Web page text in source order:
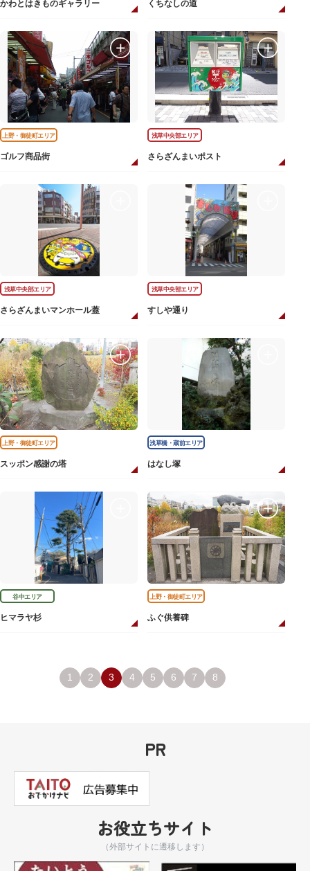
かわとはきものギャラリー くちなしの道
上野・御徒町エリア
ゴルフ商品街
浅草中央部エリア
さらざんまいポスト
浅草中央部エリア
さらざんまいマンホール蓋
浅草中央部エリア
すしや通り
上野・御徒町エリア
スッポン感謝の塔
浅草橋・蔵前エリア
はなし塚
谷中エリア
ヒマラヤ杉
上野・御徒町エリア
ふぐ供養碑
1 2 3 4 5 6 7 8
PR
お役立ちサイト
（外部サイトに遷移します）